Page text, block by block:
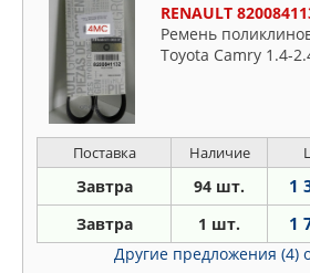
RENAULT
Ремень
Toyota Camry 1.4-
Поставка Наличие
Завтра 94 шт. 1
Завтра 1 шт. 1
Другие предложения (4)